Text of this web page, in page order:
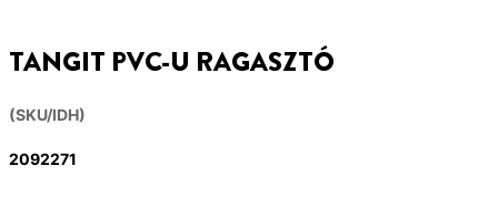
TANGIT PVC-U RAGASZTÓ
(SKU/IDH)
2092271